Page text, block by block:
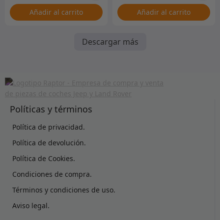
Añadir al carrito Añadir al carrito
Descargar más
Políticas y términos
Política de privacidad.
Política de devolución.
Política de Cookies.
Condiciones de compra.
Términos y condiciones de uso.
Aviso legal.